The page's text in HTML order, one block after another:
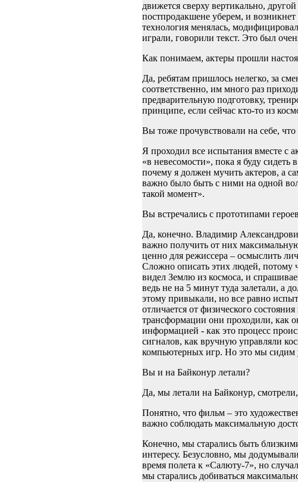
движется сверху вертикально,
постпродакшене уберем, и
технология менялась,
играли, говорили текст. Это был
Как понимаем, актеры прошли
Да, ребятам пришлось нелегко, за
соответственно, им много раз
предварительную подготовку,
принципе, если сейчас кто-то из
Вы тоже прочувствовали на себе, что
Я проходил все испытания вместе с
«в невесомости», пока я буду
почему я должен мучить актеров, а
важно было быть с ними на одной
такой момент».
Вы встречались с прототипами
Да, конечно. Владимир
важно получить от них
ценно для режиссера – осмыслить
Сложно описать этих людей, потому
видел Землю из космоса, и
ведь не на 5 минут туда залетали, а
этому привыкали, но все равно
отличается от физического
трансформации они проходили, как
информацией - как это процесс
сигналов, как вручную управляли
компьютерных игр. Но это мы сидим
Вы и на Байконур летали?
Да, мы летали на Байконур, смотрели,
Понятно, что фильм – это
важно соблюдать максимальную
Конечно, мы старались быть
интересу. Безусловно, мы
время полета к «Салюту-7», но
мы старались добиваться